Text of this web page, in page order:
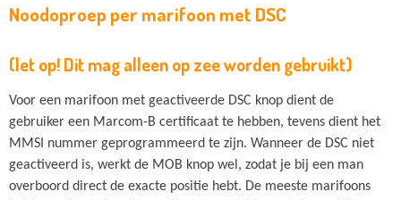
Noodoproep per marifoon met DSC
(let op! Dit mag alleen op zee worden gebruikt)
Voor een marifoon met geactiveerde DSC knop dient de
gebruiker een Marcom-B certificaat te hebben, tevens dient het
MMSI nummer geprogrammeerd te zijn. Wanneer de DSC niet
geactiveerd is, werkt de MOB knop wel, zodat je bij een man
overboord direct de exacte positie hebt. De meeste marifoons